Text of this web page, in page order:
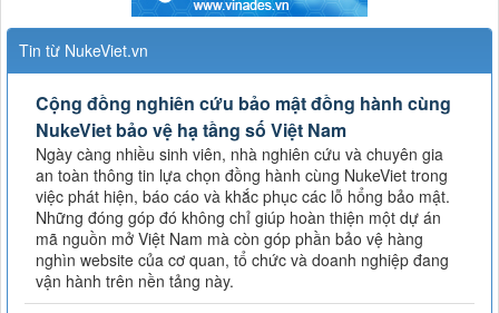
Tin từ NukeViet.vn
Cộng đồng nghiên cứu bảo mật đồng hành cùng
NukeViet bảo vệ hạ tầng số Việt Nam
Ngày càng nhiều sinh viên, nhà nghiên cứu và chuyên gia
an toàn thông tin lựa chọn đồng hành cùng NukeViet trong
việc phát hiện, báo cáo và khắc phục các lỗ hổng bảo mật.
Những đóng góp đó không chỉ giúp hoàn thiện một dự án
mã nguồn mở Việt Nam mà còn góp phần bảo vệ hàng
nghìn website của cơ quan, tổ chức và doanh nghiệp đang
vận hành trên nền tảng này.